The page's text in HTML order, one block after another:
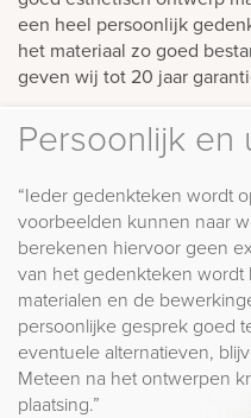
een heel persoonlijk
het materiaal zo goed
geven wij tot 20 jaar
Persoonlijk
“Ieder gedenkteken wordt
voorbeelden kunnen naar
berekenen hiervoor geen
van het gedenkteken
materialen en de
persoonlijke gesprek goed
eventuele alternatieven,
Meteen na het ontwerpen
plaatsing.”